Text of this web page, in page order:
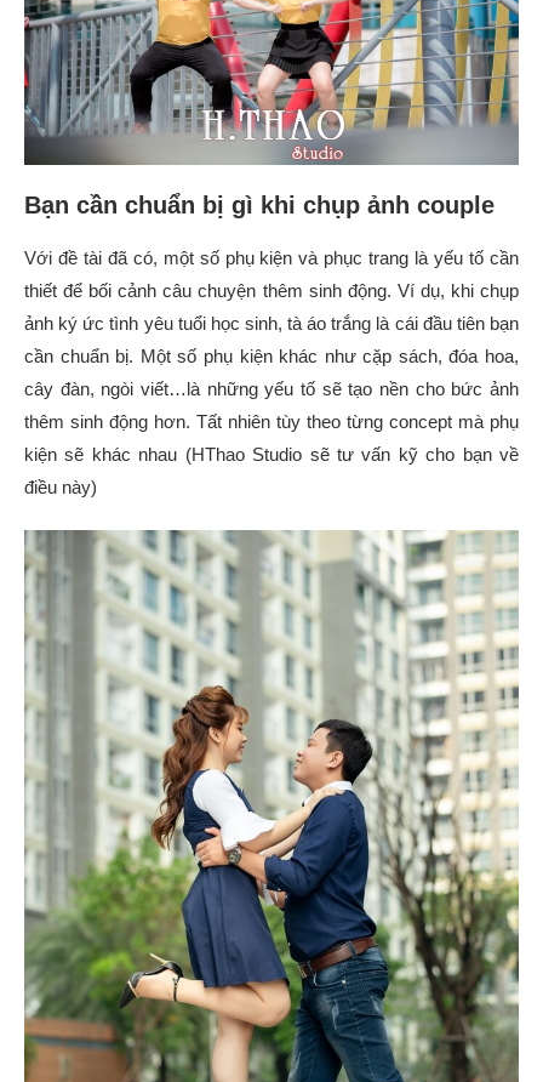
Bạn cần chuẩn bị gì khi chụp ảnh couple
Với đề tài đã có, một số phụ kiện và phục trang là yếu tố cần
thiết để bối cảnh câu chuyện thêm sinh động. Ví dụ, khi chụp
ảnh ký ức tình yêu tuổi học sinh, tà áo trắng là cái đầu tiên bạn
cần chuẩn bị. Một số phụ kiện khác như cặp sách, đóa hoa,
cây đàn, ngòi viết…là những yếu tố sẽ tạo nền cho bức ảnh
thêm sinh động hơn. Tất nhiên tùy theo từng concept mà phụ
kiện sẽ khác nhau (HThao Studio sẽ tư vấn kỹ cho bạn về
điều này)